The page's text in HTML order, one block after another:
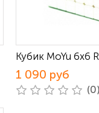
Кубик MoYu 6x6
1 090 руб